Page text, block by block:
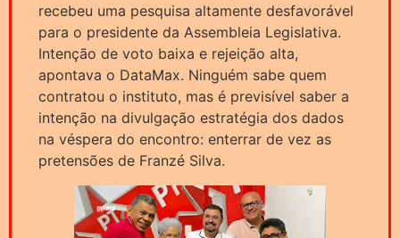
recebeu uma pesquisa altamente desfavorável
para o presidente da Assembleia Legislativa.
Intenção de voto baixa e rejeição alta,
apontava o DataMax. Ninguém sabe quem
contratou o instituto, mas é previsível saber a
intenção na divulgação estratégia dos dados
na véspera do encontro: enterrar de vez as
pretensões de Franzé Silva.